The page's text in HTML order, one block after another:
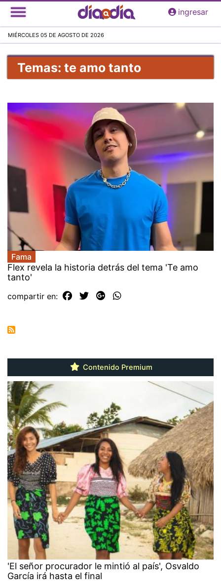
Pasar
al
principal
ingresar
MIÉRCOLES 05 DE AGOSTO DE 2026
Temas: te amo tanto
Fama
Flex revela la historia detrás del tema 'Te amo
tanto'
compartir en:
Contenido Premium
'El señor procurador le mintió al país', Osvaldo
García irá hasta el final